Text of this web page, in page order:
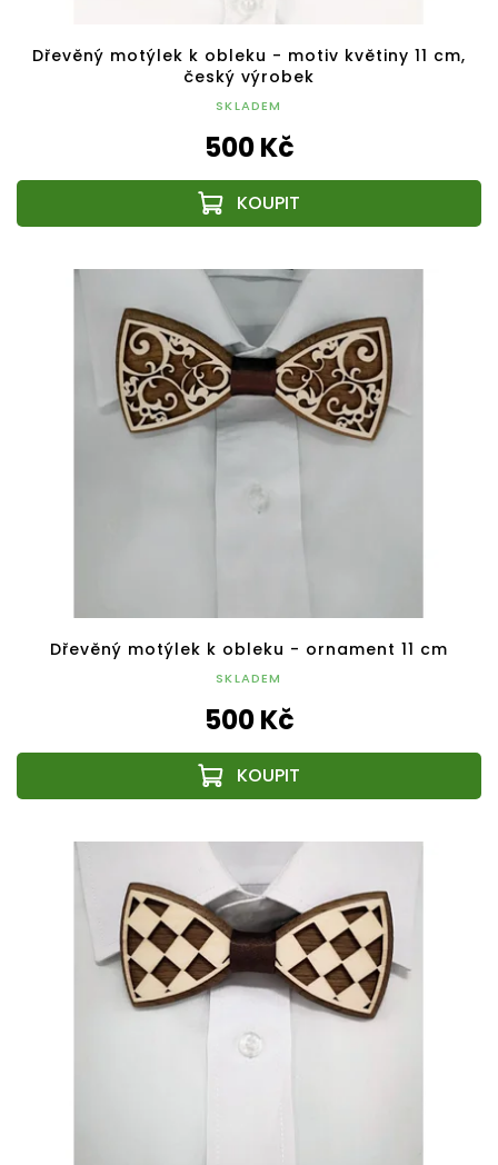
Dřevěný motýlek k obleku - motiv květiny 11 cm,
český výrobek
SKLADEM
500 Kč
Dřevěný motýlek k obleku - ornament 11 cm
SKLADEM
500 Kč